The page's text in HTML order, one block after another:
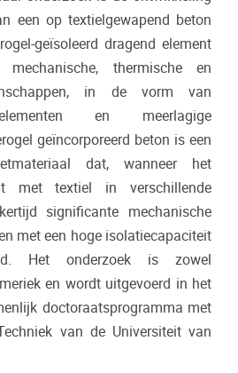
een op textielgewapend beton
geïsoleerd dragend element
mechanische, thermische en
in de vorm van
en meerlagige
geïncorporeerd beton is een
dat, wanneer het
met textiel in verschillende
significante mechanische
met een hoge isolatiecapaciteit
Het onderzoek is zowel
en wordt uitgevoerd in het
doctoraatsprogramma met
van de Universiteit van